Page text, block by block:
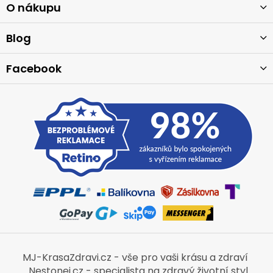
a
t
O nákupu
Blog
Facebook
MJ-KrasaZdravi.cz - vše pro vaši krásu a zdraví